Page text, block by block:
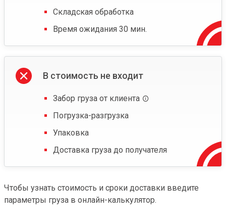
Складская обработка
Время ожидания 30 мин.
В стоимость не входит
Забор груза от клиента
Погрузка-разгрузка
Упаковка
Доставка груза до получателя
Чтобы узнать стоимость и сроки доставки введите
параметры груза в онлайн-калькулятор.